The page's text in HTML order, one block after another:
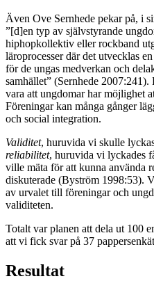
Även Ove Sernhede pekar på, i
”[d]en typ av självstyrande
hiphopkollektiv eller rockband
läroprocesser där det utvecklas
för de ungas medverkan och
samhället” (Sernhede
vara att ungdomar har möjlighet
Föreningar kan många gånger
och social integration.
Validitet, huruvida vi skulle
reliabilitet, huruvida vi lyckades
ville mäta för att kunna använda
diskuterade (Byström 1998:53).
av urvalet till föreningar och
validiteten.
Totalt var planen att dela ut 100
att vi fick svar på 37
Resultat